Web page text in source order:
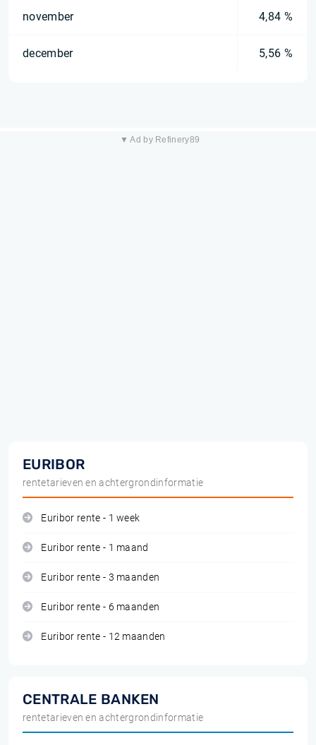
november 4,84 %
december 5,56 %
▼ Ad by Refinery89
EURIBOR
rentetarieven en achtergrondinformatie
Euribor rente - 1 week
Euribor rente - 1 maand
Euribor rente - 3 maanden
Euribor rente - 6 maanden
Euribor rente - 12 maanden
CENTRALE BANKEN
rentetarieven en achtergrondinformatie